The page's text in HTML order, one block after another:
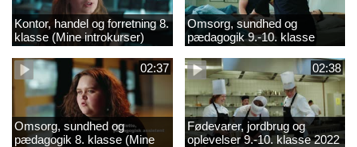
Kontor, handel og forretning 8.
klasse (Mine introkurser)
2022
Omsorg, sundhed og
pædagogik 9.-10. klasse
2022
02:37
Omsorg, sundhed og
pædagogik 8. klasse (Mine
02:38
Fødevarer, jordbrug og
oplevelser 9.-10. klasse 2022